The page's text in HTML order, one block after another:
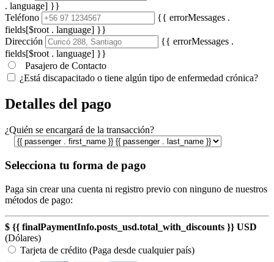
. language] }}
Teléfono
{{ errorMessages .
fields[$root . language] }}
Dirección
{{ errorMessages .
fields[$root . language] }}
Pasajero de Contacto
¿Está discapacitado o tiene algún tipo de enfermedad crónica?
Detalles del pago
¿Quién se encargará de la transacción?
Selecciona tu forma de pago
Paga sin crear una cuenta ni registro previo con ninguno de nuestros
métodos de pago:
$ {{ finalPaymentInfo.posts_usd.total_with_discounts }} USD
(Dólares)
Tarjeta de crédito (Paga desde cualquier país)